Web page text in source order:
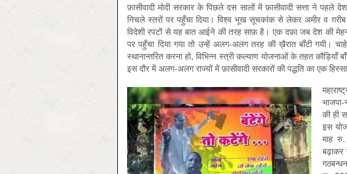
फ़ासीवादी मोदी सरकार के पिछले दस सालों में फ़ासीवादी सत्ता ने
निचले स्तरों पर पहुँचा दिया। विश्व भूख सूचकांक से लेकर अमीर व
विदेशी रपटों से यह बात आईने की तरह साफ़ है। एक दफ़ा जब देश की
पर पहुँचा दिया गया तो उन्हें अलग-अलग तरह की ख़ैरात बाँटी गयी।
स्थानान्तरित करना हो, विभिन्न स्त्री कल्याण योजनाओं के तहत कौड़ियाँ
इस दौर में अलग-अलग राज्यों में फ़ासीवादी सरकारों की पद्धति का एक
की ही
इस
माह